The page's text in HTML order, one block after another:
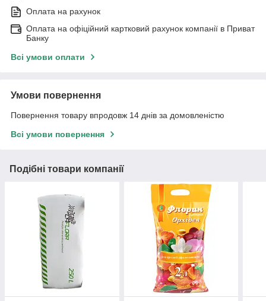
Оплата на рахунок
Оплата на офіційний картковий рахунок компанії в Приват
Банку
Всі умови оплати
Умови повернення
Повернення товару впродовж 14 днів за домовленістю
Всі умови повернення
Подібні товари компанії